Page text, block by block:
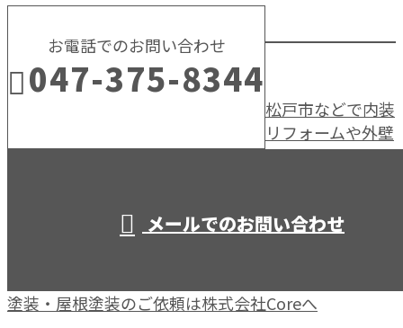
お電話でのお問い合わせ
047-375-8344
メールでのお問い合わせ
松戸市などで内装
リフォームや外壁
塗装・屋根塗装のご依頼は株式会社Coreへ